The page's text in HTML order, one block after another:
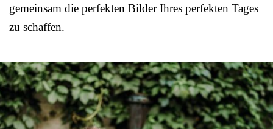
gemeinsam die perfekten Bilder Ihres perfekten Tages
zu schaffen.